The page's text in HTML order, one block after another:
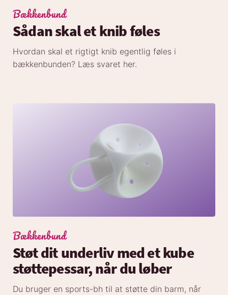
Bækkenbund
Sådan skal et knib føles
Hvordan skal et rigtigt knib egentlig føles i
bækkenbunden? Læs svaret her.
Bækkenbund
Støt dit underliv med et kube
støttepessar, når du løber
Du bruger en sports-bh til at støtte din barm, når